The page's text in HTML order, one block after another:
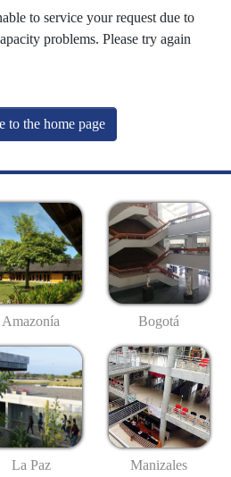
to service your request due to
problems. Please try again
to the home page
Amazonía Bogotá
La Paz Manizales